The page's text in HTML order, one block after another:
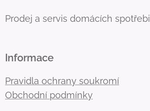
Prodej a servis domácích
Informace
Pravidla ochrany soukromí
Obchodní podmínky